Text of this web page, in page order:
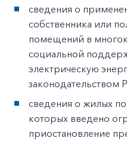
сведения о
собственника или
помещений в
социальной
электрическую
законодательством
сведения о жилых
которых введено
приостановление